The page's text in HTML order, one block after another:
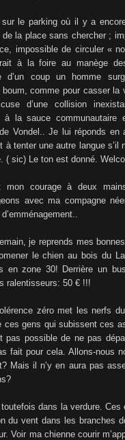
le parking où il y a
de la place sans chercher ;
impossible de circuler «
à la foire au manège
d’un coup un homme
boum, comme pour casser la
d’une collision
à la sauce communautaire
de Vondel.. Je lui réponds en
à tenter une autre langue
( sic) Le ton est donné.
mon courage à deux
avec ma compagne
je reprends mes
le chien au bois du
en zone 30! Derrière un
ralentisseurs: 50 € !!!
zéro met les nerfs
ces gens qui subissent ces
pas possible de ne pas
fait pour cela. Allons-nous
Mais il n’y en aura pas
toutefois dans la verdure.
du vent dans les branches
Voir ma chienne courir